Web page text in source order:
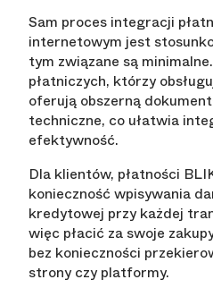
Sam proces integracji
internetowym jest
tym związane są
płatniczych, którzy
oferują obszerną
techniczne, co ułatwia
efektywność.
Dla klientów, płatności
konieczność wpisywania
kredytowej przy każdej
więc płacić za swoje
bez konieczności
strony czy platformy.